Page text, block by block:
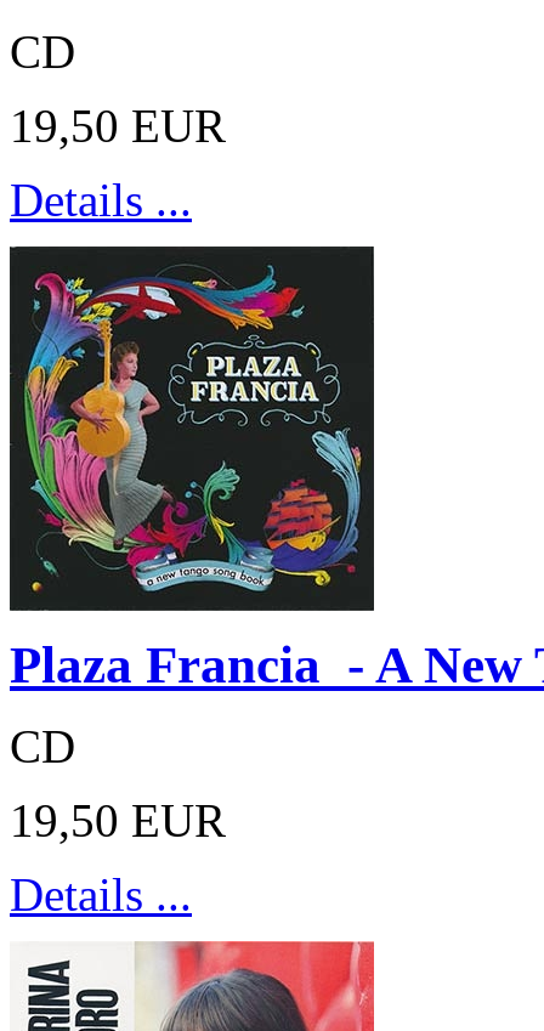
CD
19,50 EUR
Details ...
Plaza Francia - A New
CD
19,50 EUR
Details ...